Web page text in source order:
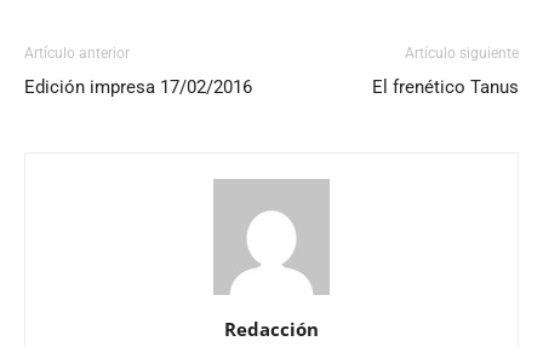
Artículo anterior
Edición impresa 17/02/2016
Artículo siguiente
El frenético Tanus
Redacción